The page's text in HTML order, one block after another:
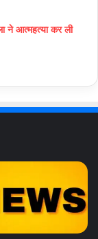
ने आत्महत्या कर ली